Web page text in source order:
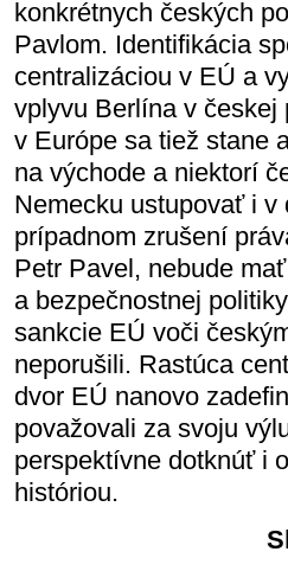
konkrétnych českých
Pavlom. Identifikácia
centralizáciou v EÚ a
vplyvu Berlína v českej
v Európe sa tiež stane
na východe a niektorí
Nemecku ustupovať i
prípadnom zrušení
Petr Pavel, nebude
a bezpečnostnej
sankcie EÚ voči
neporušili. Rastúca
dvor EÚ nanovo
považovali za svoju
perspektívne dotknúť i
históriou.